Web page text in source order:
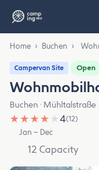
Home › Buchen ›
Campervan Site Open
Buchen · Mühltalstraße
★ ★ ★ ★ ★4(12)
Jan – Dec
12 Capacity